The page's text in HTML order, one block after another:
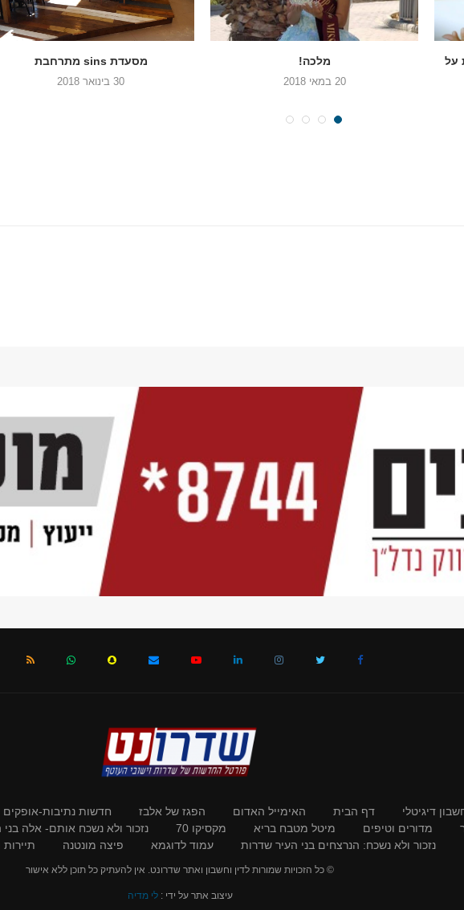
על
מלכה!
20 במאי 2018
מסעדת sins מתרחבת
30 בינואר 2018
דיגיטלי דף הבית האימייל האדום הפגז של אלבז חדשות נתיבות-אופקים
מדורים וטיפים מיטל מטבח בריא מקסיקו 70
נזכור ולא נשכח אותם- אלה
נזכור ולא נשכח: הנרצחים בני העיר שדרות
עמוד לדוגמא פיצה מונטנה תיירות
© כל הזכויות שמורות לדין וחשבון ואתר שדרונט. אין להעתיק כל תוכן ללא אישור
עיצוב אתר על ידי :לי מדיה